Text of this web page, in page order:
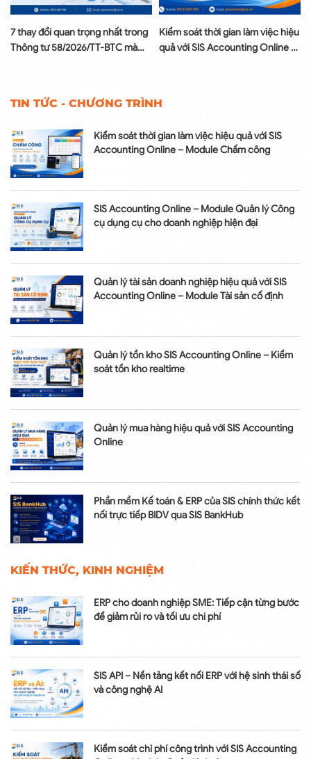
TIN TỨC - CHƯƠNG TRÌNH
Kiểm soát thời gian làm việc hiệu quả với SIS
Accounting Online – Module Chấm công
SIS Accounting Online – Module Quản lý Công
cụ dụng cụ cho doanh nghiệp hiện đại
Quản lý tài sản doanh nghiệp hiệu quả với SIS
Accounting Online – Module Tài sản cố định
Quản lý tồn kho SIS Accounting Online – Kiểm
soát tồn kho realtime
Quản lý mua hàng hiệu quả với SIS Accounting
Online
Phần mềm Kế toán & ERP của SIS chính thức kết
nối trực tiếp BIDV qua SIS BankHub
KIẾN THỨC, KINH NGHIỆM
ERP cho doanh nghiệp SME: Tiếp cận từng bước
để giảm rủi ro và tối ưu chi phí
SIS API – Nền tảng kết nối ERP với hệ sinh thái số
và công nghệ AI
Kiểm soát chi phí công trình với SIS Accounting
7 thay đổi quan trọng nhất trong
Thông tư 58/2026/TT-BTC mà
Kiểm soát thời gian làm việc hiệu
quả với SIS Accounting Online –